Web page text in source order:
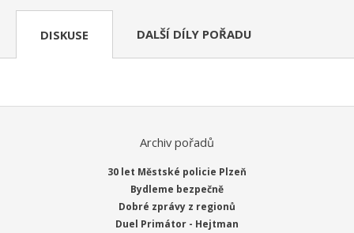
DISKUSE DALŠÍ DÍLY POŘADU
Archiv pořadů
30 let Městské policie Plzeň
Bydleme bezpečně
Dobré zprávy z regionů
Duel Primátor - Hejtman